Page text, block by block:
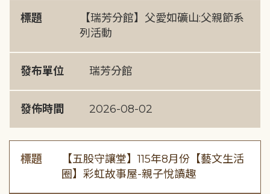
標題
【瑞芳分館】父愛如礦山:父親節系
列活動
發布單位 瑞芳分館
發佈時間 2026-08-02
標題
【五股守讓堂】115年8月份【藝文生活
圈】彩虹故事屋-親子悅讀趣